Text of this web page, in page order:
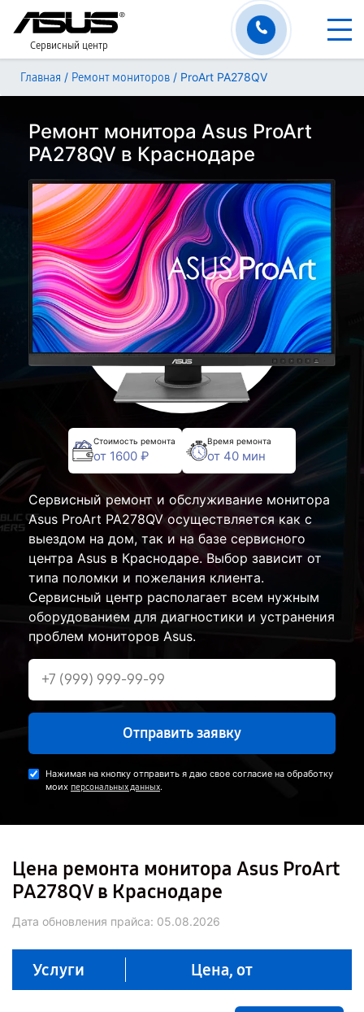
Сервисный центр
Главная / Ремонт мониторов / ProArt PA278QV
Ремонт монитора Asus ProArt
PA278QV в Краснодаре
Стоимость ремонта
от 1600 ₽
Время ремонта
от 40 мин
Сервисный ремонт и обслуживание монитора
Asus ProArt PA278QV осуществляется как с
выездом на дом, так и на базе сервисного
центра Asus в Краснодаре. Выбор зависит от
типа поломки и пожелания клиента.
Сервисный центр располагает всем нужным
оборудованием для диагностики и устранения
проблем мониторов Asus.
Отправить заявку
Нажимая на кнопку отправить я даю свое согласие на обработку
моих персональных данных.
Цена ремонта монитора Asus ProArt
PA278QV в Краснодаре
Дата обновления прайса: 05.08.2026
Услуги Цена, от